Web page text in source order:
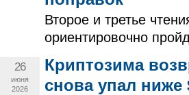
Второе и третье
ориентировочно
26
июня
2026
Криптозима
снова упал ниже